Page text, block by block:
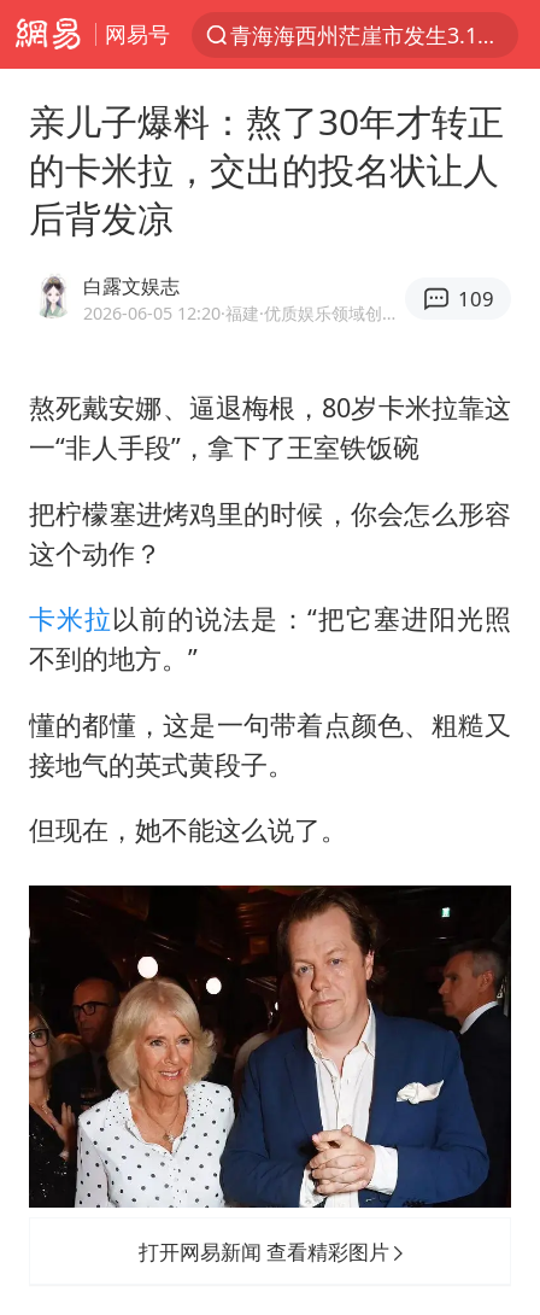
网易号
以“新”破局 首发经济点亮城市消费活力
台风白海豚登陆地点更新
看守所辅警收受10万获刑1年
24小时不关空调 电费会更低吗
村民谈“梅姨”：叫的其实是“媒姨”
中国养老床位“三连降”
五粮液渠道价一箱上涨近百元
郑国霖回应去景区上班被保安拦下
曝韩足协曾为外籍裁判安排性招待
奋进开新局 实干挑大梁
亲儿子爆料：熬了30年才转正
的卡米拉，交出的投名状让人
后背发凉
白露文娱志
2026-06-05 12:20·福建 ·优质娱乐领域创作者
109
熬死戴安娜、逼退梅根，80岁卡米拉靠这
一“非人手段”，拿下了王室铁饭碗
把柠檬塞进烤鸡里的时候，你会怎么形容
这个动作？
卡米拉以前的说法是：“把它塞进阳光照
不到的地方。”
懂的都懂，这是一句带着点颜色、粗糙又
接地气的英式黄段子。
但现在，她不能这么说了。
打开网易新闻 查看精彩图片